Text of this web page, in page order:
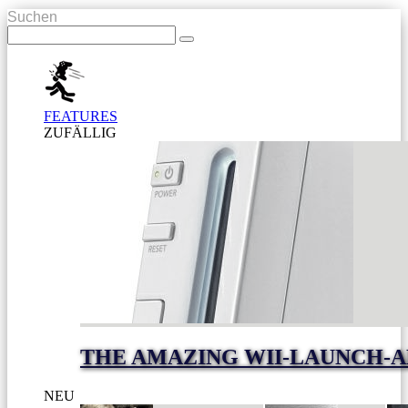
Suchen
FEATURES
ZUFÄLLIG
THE AMAZING WII-LAUNCH-
NEU